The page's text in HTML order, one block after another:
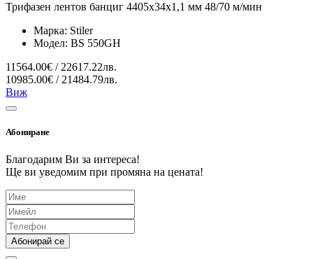
Трифазен лентов банциг 4405x34x1,1 мм 48/70 м/мин
Марка: Stiler
Модел: BS 550GH
11564.00€ / 22617.22лв.
10985.00€ / 21484.79лв.
Виж
Абониране
Благодарим Ви за интереса!
Ще ви уведомим при промяна на цената!
Абонирай се